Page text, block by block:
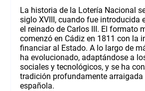
La historia de la Lotería Nacional
siglo XVIII, cuando fue introducida
el reinado de Carlos III. El formato
comenzó en Cádiz en 1811 con la
financiar al Estado. A lo largo de
ha evolucionado, adaptándose a
sociales y tecnológicos, y se ha
tradición profundamente arraigada
española.